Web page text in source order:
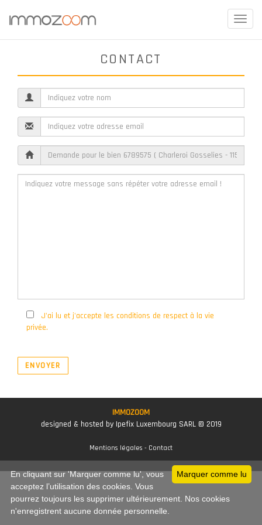
Toggle
CONTACT
J'ai lu et j'accepte les conditions de respect à la vie
privée.
ENVOYER
IMMOZOOM
designed & hosted by Ipefix Luxembourg SARL © 2019
Mentions légales - Contact
Marquer comme lu
En cliquant sur 'Marquer comme lu', vous
acceptez l’utilisation des cookies. Vous
pourrez toujours les supprimer ultérieurement. Nos cookies
n'enregistrent aucune donnée personnelle.